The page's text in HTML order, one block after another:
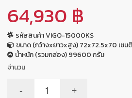
64,930 ฿
รหัสสินค้า VIGO-15000KS
ขนาด (กว้างxยาวxสูง) 72x72.5x70 เซน
น้ำหนัก (รวมกล่อง) 99600 กรัม
จำนวน
- +